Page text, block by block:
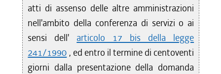
atti di assenso delle altre amministrazioni
nell'ambito della conferenza di servizi o ai
sensi dell' articolo 17 bis della legge
241/1990 , ed entro il termine di centoventi
giorni dalla presentazione della domanda